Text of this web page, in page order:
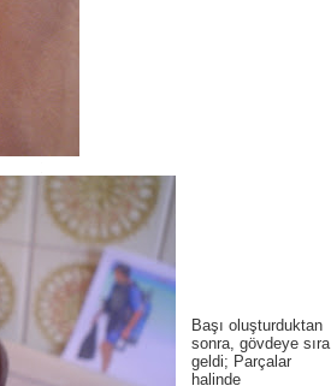
Başı oluşturduktan
sonra, gövdeye sıra
geldi; Parçalar
halinde